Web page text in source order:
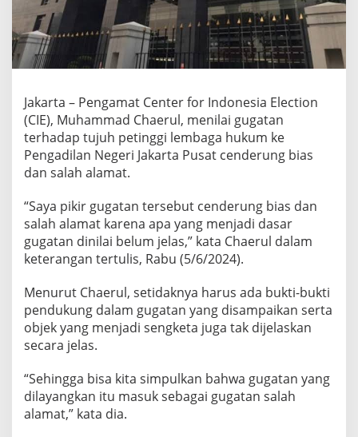
d
a
p
7
e
t
n
g
e
m
b
a
g
H
u
k
i
a
Jakarta – Pengamat Center for Indonesia Election
(CIE), Muhammad Chaerul, menilai gugatan
terhadap tujuh petinggi lembaga hukum ke
Pengadilan Negeri Jakarta Pusat cenderung bias
dan salah alamat.
“Saya pikir gugatan tersebut cenderung bias dan
salah alamat karena apa yang menjadi dasar
gugatan dinilai belum jelas,” kata Chaerul dalam
keterangan tertulis, Rabu (5/6/2024).
Menurut Chaerul, setidaknya harus ada bukti-bukti
pendukung dalam gugatan yang disampaikan serta
objek yang menjadi sengketa juga tak dijelaskan
secara jelas.
“Sehingga bisa kita simpulkan bahwa gugatan yang
dilayangkan itu masuk sebagai gugatan salah
alamat,” kata dia.